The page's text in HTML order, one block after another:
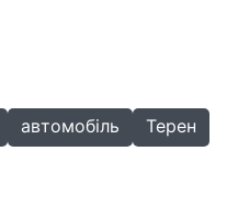
автомобіль
Терен